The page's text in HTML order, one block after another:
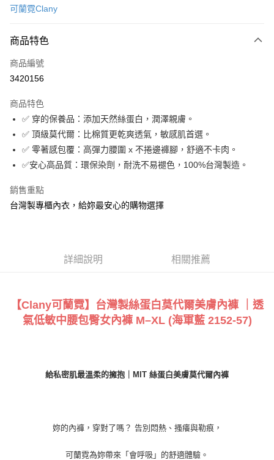
LINE Pay
Apple Pay
悠遊付
全盈+PAY
AFTEE先享後付
相關說明
AFTEE先享後付是「在收到商品之後才付款」的支付方式。 讓您購物簡單
便利好安心！
【「AFTEE先享後付」結帳流程】
３．收到繳費通知簡訊後14天內，點擊此簡訊中的連結，可透過四大超商／
ATM／網路銀行／等多元方式進行付款，方視為交易完成。
※ 請注意：結帳手續完成當下不需立刻繳費，但若您需要取消訂單，請聯絡
是否繳費成功／繳費後需取消欲退款等相關疑問，請聯繫「AFTEE先享後付
易，需依本服務之必要範圍內提供個人資料，並將交易相關給付款項請求債
ATM付款
每筆NT$90，滿NT$888(含以上)免運費
每筆NT$90，滿NT$888(含以上)免運費
7-11付款取貨
每筆NT$90，滿NT$1,000(含以上)免運費
可蘭霓Clany
商品特色
商品編號
3420156
商品特色
✅ 穿的保養品：添加天然絲蛋白，潤澤親膚。
✅ 頂級莫代爾：比棉質更乾爽透氣，敏感肌首選。
✅ 零著感包覆：高彈力腰圍 x 不捲邊褲腳，舒適不卡肉。
✅安心高品質：環保染劑，耐洗不易褪色，100%台灣製造。
銷售重點
台灣製專櫃內衣，給妳最安心的購物選擇
詳細說明 相關推薦
【Clany可蘭霓】台灣製絲蛋白莫代爾美膚內褲 ｜透
氣低敏中腰包臀女內褲 M–XL (海軍藍 2152-57)
給私密肌最溫柔的擁抱｜MIT 絲蛋白美膚莫代爾內褲
妳的內褲，穿對了嗎？ 告別悶熱、搔癢與勒痕，
可蘭霓為妳帶來「會呼吸」的舒適體驗。